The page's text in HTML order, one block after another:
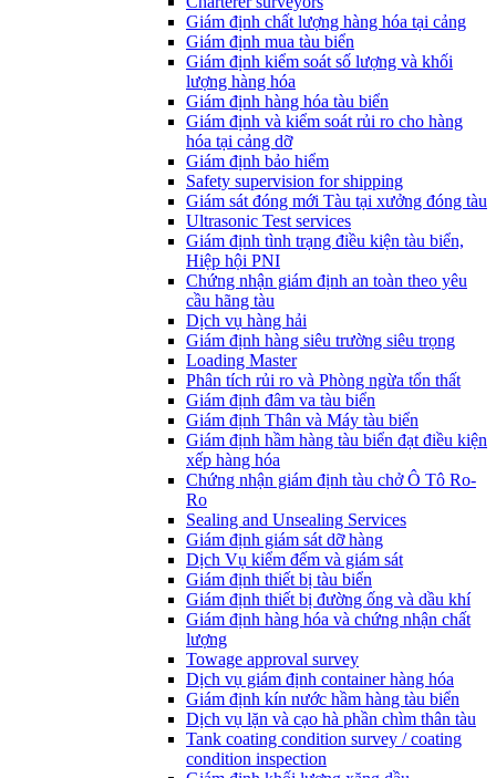
Giám định chất lượng hàng hóa tại cảng
​Giám định mua tàu biển
Giám định kiểm soát số lượng và khối
lượng hàng hóa
Giám định hàng hóa tàu biển
Giám định và kiểm soát rủi ro cho hàng
hóa tại cảng dỡ
Giám định bảo hiểm
Safety supervision for shipping
Giám sát đóng mới Tàu tại xưởng đóng tàu
Ultrasonic Test services
Giám định tình trạng điều kiện tàu biển,
Hiệp hội PNI
Chứng nhận giám định an toàn theo yêu
cầu hãng tàu
Dịch vụ hàng hải
Giám định hàng siêu trường siêu trọng
Loading Master
Phân tích rủi ro và Phòng ngừa tổn thất
​Giám định đâm va tàu biển
Giám định Thân và Máy tàu biển
​Giám định hầm hàng tàu biển đạt điều kiện
xếp hàng hóa
Chứng nhận giám định tàu chở Ô Tô Ro-
Ro
Sealing and Unsealing Services
Giám định giám sát dỡ hàng
Dịch Vụ kiểm đếm và giám sát
Giám định thiết bị tàu biển
Giám định thiết bị đường ống và dầu khí
Giám định hàng hóa và chứng nhận chất
lượng
Towage approval survey
Dịch vụ giám định container hàng hóa
Giám định kín nước hầm hàng tàu biển
Dịch vụ lặn và cạo hà phần chìm thân tàu
Tank coating condition survey / coating
condition inspection